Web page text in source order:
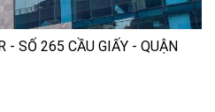
- SỐ 265 CẦU GIẤY - QUẬN